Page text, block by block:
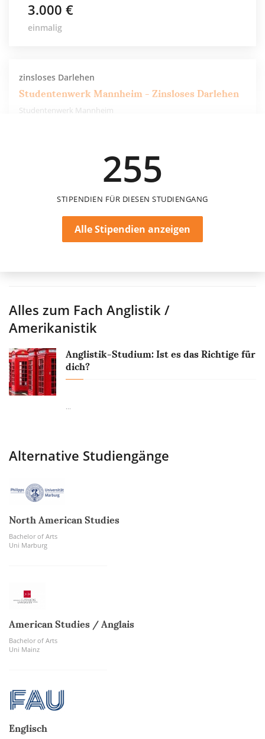
3.000 €
einmalig
zinsloses Darlehen
Studentenwerk Mannheim - Zinsloses Darlehen
Studentenwerk Mannheim
255
STIPENDIEN FÜR DIESEN STUDIENGANG
Alle Stipendien anzeigen
Alles zum Fach Anglistik /
Amerikanistik
Anglistik-Studium: Ist es das Richtige für
dich?
...
Alternative Studiengänge
North American Studies
Bachelor of Arts
Uni Marburg
American Studies / Anglais
Bachelor of Arts
Uni Mainz
Englisch